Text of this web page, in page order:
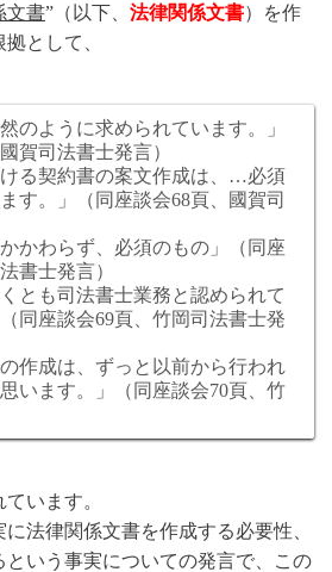
文書”（以下、 法律関係文書）を作
として、
のように求められています。」
賀司法書士発言）
ける契約書の案文作成は、…必須
す。」（同座談会68頁、國賀司
かわらず、必須のもの」（同座
書士発言）
とも司法書士業務と認められて
同座談会69頁、竹岡司法書士発
作成は、ずっと以前から行われ
います。」（同座談会70頁、竹
います。
法律関係文書を作成する必要性、
いう事実についての発言で、この